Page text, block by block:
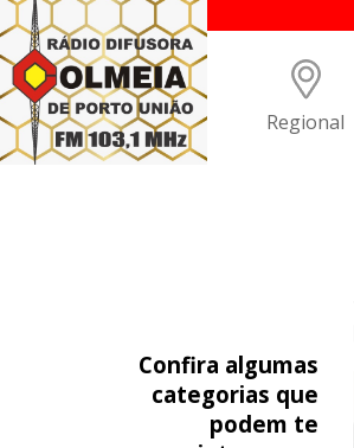
Regional
Confira algumas
categorias que
podem te